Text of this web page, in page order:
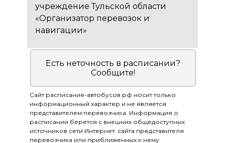
учреждение Тульской области
«Организатор перевозок и
навигации»
Есть неточность в расписании?
Сообщите!
Сайт расписание-автобусов.рф носит только
информационный характер и не является
представителем перевозчика. Информация о
расписании берется с внешних общедоступных
источников сети Интернет: сайта представителя
перевозчика или приближенных к нему